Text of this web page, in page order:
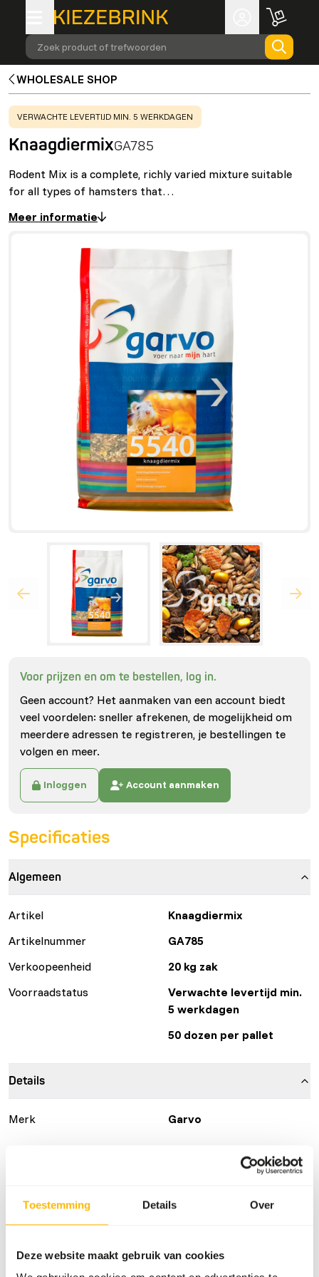
Toestemming Details Over
Deze website maakt gebruik van cookies
Zoek product of trefwoorden
WHOLESALE SHOP
WARNING:
VERWACHTE LEVERTIJD MIN. 5 WERKDAGEN
KnaagdiermixGA785
Rodent Mix is a complete, richly varied mixture suitable
for all types of hamsters that…
Meer informatie
Voor prijzen en om te bestellen, log in.
Geen account? Het aanmaken van een account biedt
veel voordelen: sneller afrekenen, de mogelijkheid om
meerdere adressen te registreren, je bestellingen te
volgen en meer.
Inloggen Account aanmaken
Specificaties
Algemeen
Artikel
Knaagdiermix
Artikelnummer
GA785
Verkoopeenheid
20 kg zak
Voorraadstatus
Verwachte levertijd min.
5 werkdagen
50 dozen per pallet
Details
Merk Garvo
• Give daily fresh feed, but no more than they can eat. •
as chunks of cheese. • Give fresh water daily.